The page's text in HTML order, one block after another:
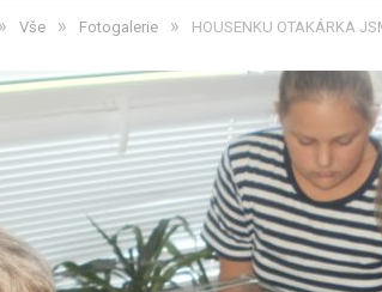
» Vše » Fotogalerie » HOUSENKU OTAKÁRKA